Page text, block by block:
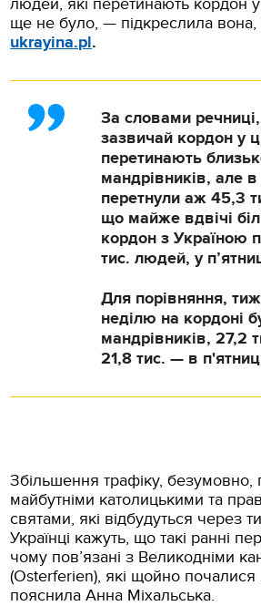
ще не було, — підкреслила вона,
ukrayina.pl.
За словами речниці,
зазвичай кордон у
перетинають
мандрівників, але
перетнули аж 45,3
що майже вдвічі
кордон з Україною
тис. людей, у
Для порівняння,
неділю на кордоні
мандрівників, 27,2
21,8 тис. — в
Збільшення трафіку, безумовно,
майбутніми католицькими та
святами, які відбудуться через
Українці кажуть, що такі ранні
чому пов’язані з Великодніми
(Osterferien), які щойно
пояснила Анна Міхальська.